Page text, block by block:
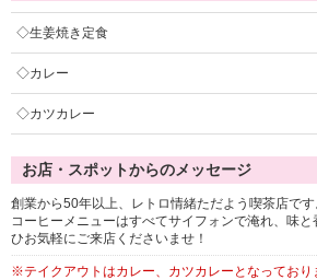
◇生姜焼き定食
◇カレー
◇カツカレー
お店・スポットからのメッセージ
創業から50年以上、レトロ情緒ただよう喫茶店です
コーヒーメニューはすべてサイフォンで淹れ、味
ひお気軽にご来店くださいませ！
※テイクアウトはカレー、カツカレーとなっており